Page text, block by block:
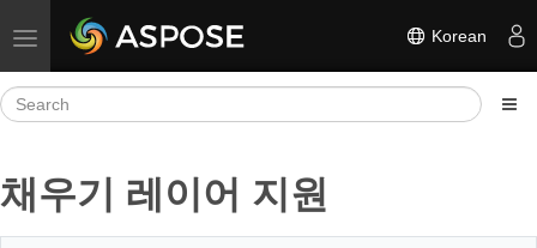
Toggle navigation Korean
채우기 레이어 지원